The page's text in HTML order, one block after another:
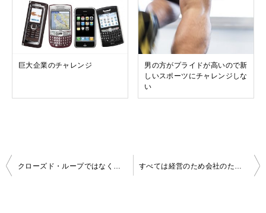
巨大企業のチャレンジ
男の方がプライドが高いので新
しいスポーツにチャレンジしな
い
投